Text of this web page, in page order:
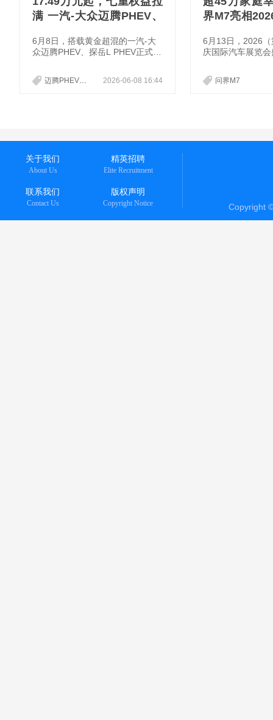
满 一汽-大众迈腾PHEV、
6月8日，搭载黄金超混的一汽-大
众迈腾PHEV、探岳L PHEV正式开
切入用户想要的“省、长、顺、智
能、安全”五大核心诉求，为混动
2026-06-08 16:44
迈腾PHEV 探岳L PHEV
界M7亮相
6月13日，2026
庆国际汽车展览
题，汇聚超百个
同台竞技，问界
打卡体验。
问界M7
关于我们
About Us
精英招聘
Elite Recruitment
联系我们
Contact Us
版权声明
Copyright Notice Copyright